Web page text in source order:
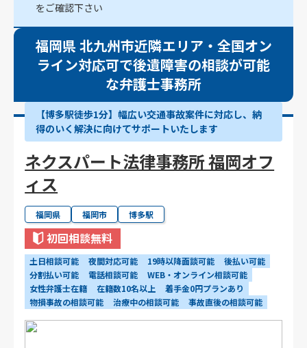
をご確認下さい
福岡県 北九州市近隣エリア・全国オン
ライン対応可で後遺障害の相談が可能
な弁護士事務所
【博多駅徒歩1分】幅広い交通事故案件に対応し、納
得のいく解決に向けてサポートいたします
ネクスパート法律事務所 福岡オフ
ィス
福岡県 福岡市 博多駅
初回相談無料
土日相談可能 夜間対応可能 19時以降面談可能
後払い可能
分割払い可能
電話相談可能
WEB・オンライン相談可能
女性弁護士在籍
在籍数10名以上
着手金0円プランあり
物損事故の相談可能
治療中の相談可能 事故直後の相談可能